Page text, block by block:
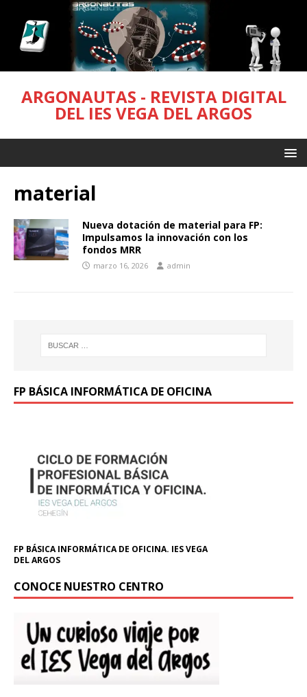
ARGONAUTAS - REVISTA DIGITAL
DEL IES VEGA DEL ARGOS
material
Nueva dotación de material para FP:
Impulsamos la innovación con los
fondos MRR
marzo 16, 2026 admin
FP BÁSICA INFORMÁTICA DE OFICINA
FP BÁSICA INFORMÁTICA DE OFICINA. IES VEGA
DEL ARGOS
CONOCE NUESTRO CENTRO